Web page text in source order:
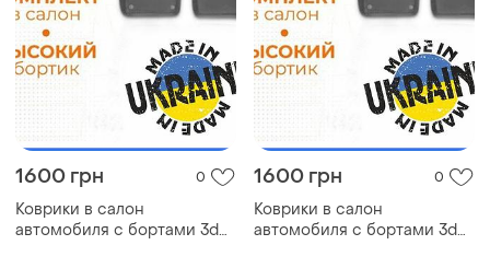
1600 грн 0
Коврики в салон
автомобиля с бортами 3d
1600 грн 0
Коврики в салон
автомобиля с бортами 3d